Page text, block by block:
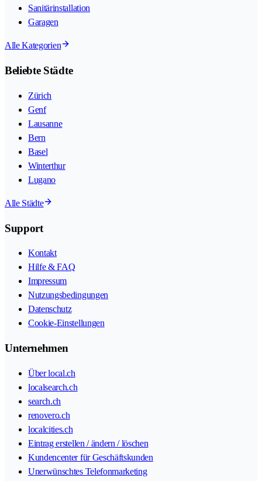
Sanitärinstallation
Garagen
Alle Kategorien
Beliebte Städte
Zürich
Genf
Lausanne
Bern
Basel
Winterthur
Lugano
Alle Städte
Support
Kontakt
Hilfe & FAQ
Impressum
Nutzungsbedingungen
Datenschutz
Cookie-Einstellungen
Unternehmen
Über local.ch
localsearch.ch
search.ch
renovero.ch
localcities.ch
Eintrag erstellen / ändern / löschen
Kundencenter für Geschäftskunden
Unerwünschtes Telefonmarketing